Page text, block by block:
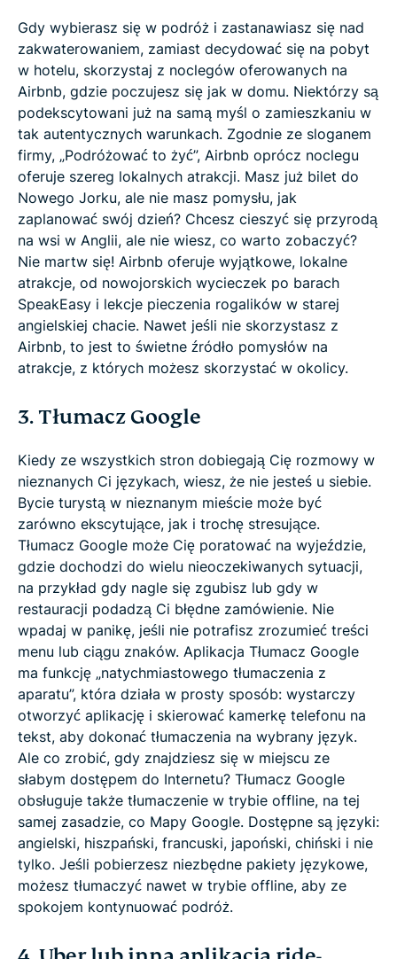
Gdy wybierasz się w podróż i zastanawiasz się nad
zakwaterowaniem, zamiast decydować się na pobyt
w hotelu, skorzystaj z noclegów oferowanych na
Airbnb, gdzie poczujesz się jak w domu. Niektórzy są
podekscytowani już na samą myśl o zamieszkaniu w
tak autentycznych warunkach. Zgodnie ze sloganem
firmy, „Podróżować to żyć”, Airbnb oprócz noclegu
oferuje szereg lokalnych atrakcji. Masz już bilet do
Nowego Jorku, ale nie masz pomysłu, jak
zaplanować swój dzień? Chcesz cieszyć się przyrodą
na wsi w Anglii, ale nie wiesz, co warto zobaczyć?
Nie martw się! Airbnb oferuje wyjątkowe, lokalne
atrakcje, od nowojorskich wycieczek po barach
SpeakEasy i lekcje pieczenia rogalików w starej
angielskiej chacie. Nawet jeśli nie skorzystasz z
Airbnb, to jest to świetne źródło pomysłów na
atrakcje, z których możesz skorzystać w okolicy.
3. Tłumacz Google
Kiedy ze wszystkich stron dobiegają Cię rozmowy w
nieznanych Ci językach, wiesz, że nie jesteś u siebie.
Bycie turystą w nieznanym mieście może być
zarówno ekscytujące, jak i trochę stresujące.
Tłumacz Google może Cię poratować na wyjeździe,
gdzie dochodzi do wielu nieoczekiwanych sytuacji,
na przykład gdy nagle się zgubisz lub gdy w
restauracji podadzą Ci błędne zamówienie. Nie
wpadaj w panikę, jeśli nie potrafisz zrozumieć treści
menu lub ciągu znaków. Aplikacja Tłumacz Google
ma funkcję „natychmiastowego tłumaczenia z
aparatu”, która działa w prosty sposób: wystarczy
otworzyć aplikację i skierować kamerkę telefonu na
tekst, aby dokonać tłumaczenia na wybrany język.
Ale co zrobić, gdy znajdziesz się w miejscu ze
słabym dostępem do Internetu? Tłumacz Google
obsługuje także tłumaczenie w trybie offline, na tej
samej zasadzie, co Mapy Google. Dostępne są języki:
angielski, hiszpański, francuski, japoński, chiński i nie
tylko. Jeśli pobierzesz niezbędne pakiety językowe,
możesz tłumaczyć nawet w trybie offline, aby ze
spokojem kontynuować podróż.